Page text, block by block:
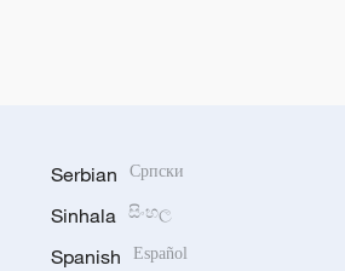
Serbian Српски
Sinhala සිංහල
Spanish Español